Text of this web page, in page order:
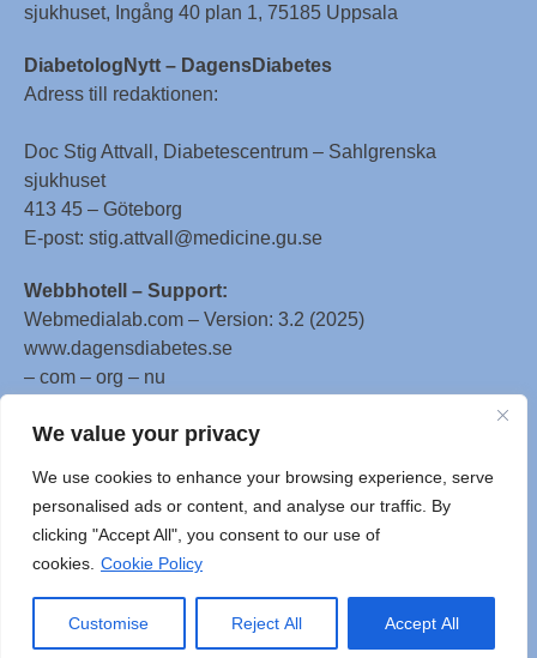
We value your privacy
We use cookies to enhance your browsing experience, serve
personalised ads or content, and analyse our traffic. By
clicking "Accept All", you consent to our use of
cookies. Cookie Policy
Customise Reject All Accept All
sjukhuset, Ingång 40 plan 1, 75185 Uppsala
DiabetologNytt – DagensDiabetes
Adress till redaktionen:
Doc Stig Attvall, Diabetescentrum – Sahlgrenska
sjukhuset
413 45 – Göteborg
E-post: stig.attvall@medicine.gu.se
Webbhotell – Support:
Webmedialab.com – Version: 3.2 (2025)
www.dagensdiabetes.se
– com – org – nu
All material on this website
WebMD LLC. This website also contains material
copyrighted by 3rd parties.